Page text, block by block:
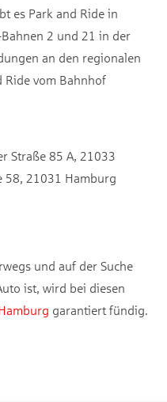
es Park and Ride in
2 und 21 in der
an den regionalen
Ride vom Bahnhof
Straße 85 A, 21033
58, 21031 Hamburg
und auf der Suche
ist, wird bei diesen
garantiert fündig.